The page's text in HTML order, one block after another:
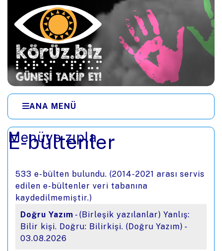
Ana içeriğe zıpla
ANA MENÜ
E-bültenler
533 e-bülten bulundu. (2014-2021 arası servis
edilen e-bültenler veri tabanına
kaydedilmemiştir.)
Doğru Yazım - (Birleşik yazılanlar) Yanlış:
Bilir kişi. Doğru: Bilirkişi. (Doğru Yazım) -
03.08.2026
Menüye zıpla